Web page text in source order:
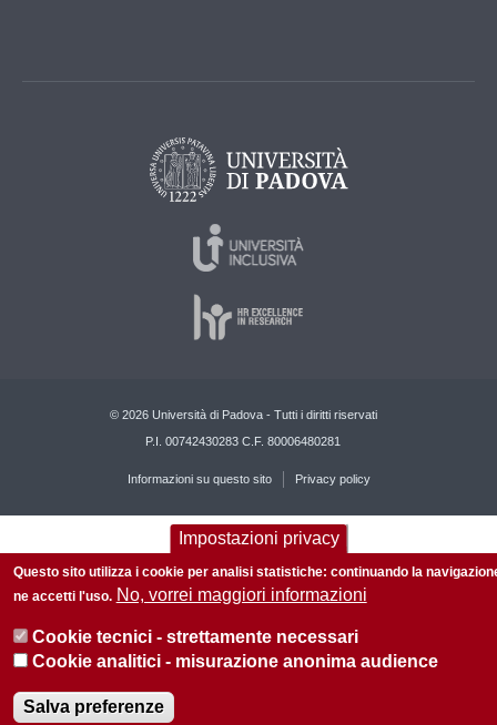
© 2026 Università di Padova - Tutti i diritti riservati
P.I. 00742430283 C.F. 80006480281
Informazioni su questo sito Privacy policy
Impostazioni privacy
Questo sito utilizza i cookie per analisi statistiche: continuando la
ne accetti l'uso. No, vorrei maggiori informazioni
Cookie tecnici - strettamente necessari
Cookie analitici - misurazione anonima audience
Salva preferenze